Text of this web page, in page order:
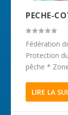
PECHE-
Fédération
Protection
pêche *
LIRE LA